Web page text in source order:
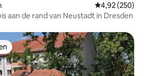
Gemiddelde
4,92 (250)
aan de rand van Neustadt in Dresden